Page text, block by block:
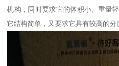
机构，同时要求它的体积小、重量
它结构简单，又要求它具有较高的分